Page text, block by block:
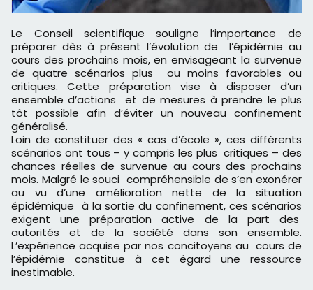
Le Conseil scientifique
souligne l’importance de
préparer dès à présent l’évolution de l’épidémie au
cours des prochains mois, en envisageant la survenue
de quatre scénarios plus ou moins favorables ou
critiques. Cette préparation vise à disposer d’un
ensemble d’actions et de mesures à prendre le plus
tôt possible afin d’éviter un nouveau confinement
généralisé.
Loin de constituer des « cas d’école », ces différents
scénarios ont tous – y compris les plus critiques – des
chances réelles de survenue au cours des prochains
mois. Malgré le souci compréhensible de s’en exonérer
au vu d’une amélioration nette de la situation
épidémique à la sortie du confinement, ces scénarios
exigent une préparation active de la part des
autorités et de la société dans son ensemble.
L’expérience acquise par nos concitoyens au cours de
l’épidémie constitue à cet égard une ressource
inestimable.